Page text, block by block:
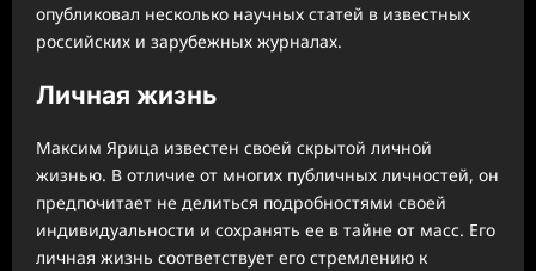
опубликовал несколько научных статей в известных
российских и зарубежных журналах.
Личная жизнь
Максим Ярица известен своей скрытой личной
жизнью. В отличие от многих публичных личностей, он
предпочитает не делиться подробностями своей
индивидуальности и сохранять ее в тайне от масс. Его
личная жизнь соответствует его стремлению к